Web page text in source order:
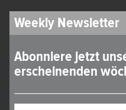
Weekly Newsletter
Abonniere jetzt
erscheinenden